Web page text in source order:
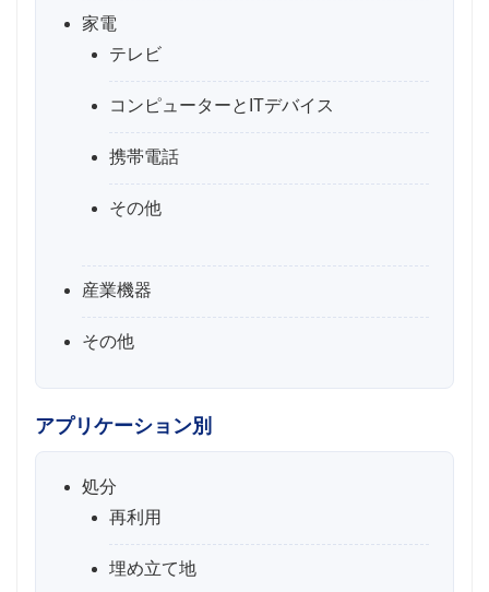
家電
テレビ
コンピューターとITデバイス
携帯電話
その他
産業機器
その他
アプリケーション別
処分
再利用
埋め立て地